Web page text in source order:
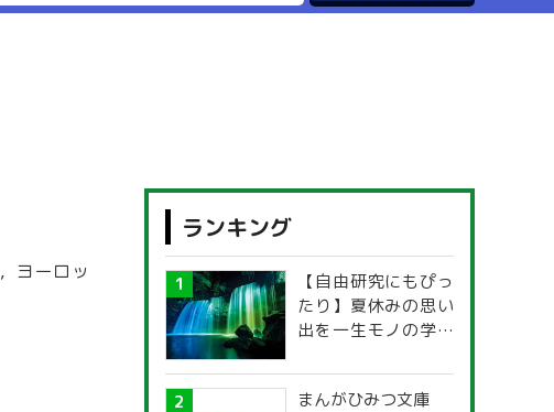
，ヨーロッ
ランキング
【自由研究にもぴっ
たり】夏休みの思い
出を一生モノの学び
探究ガイド
まんがひみつ文庫